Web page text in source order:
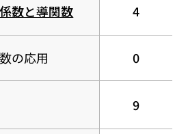
数と導関数 4
の応用 0
9